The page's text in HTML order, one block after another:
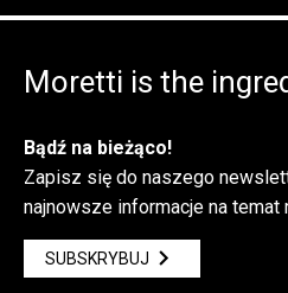
Moretti is the
Bądź na bieżąco!
Zapisz się do naszego
najnowsze informacje na temat
SUBSKRYBUJ